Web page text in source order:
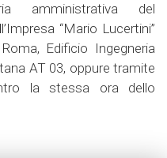
amministrativa del
“Mario Lucertini”
Edificio Ingegneria
AT 03, oppure tramite
la stessa ora dello